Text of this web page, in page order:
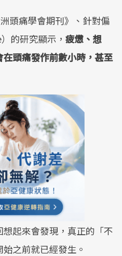
頭痛學會期刊》、針對偏
的研究顯示， 疲憊、想
頭痛發作前數小時，甚至
起來會發現，真正的「不
之前就已經發生。